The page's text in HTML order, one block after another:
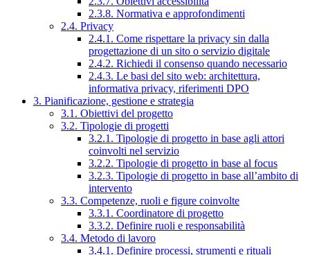
2.3.8. Normativa e approfondimenti
2.4. Privacy
2.4.1. Come rispettare la privacy sin dalla
progettazione di un sito o servizio digitale
2.4.2. Richiedi il consenso quando necessario
2.4.3. Le basi del sito web: architettura,
informativa privacy, riferimenti DPO
3. Pianificazione, gestione e strategia
3.1. Obiettivi del progetto
3.2. Tipologie di progetti
3.2.1. Tipologie di progetto in base agli attori
coinvolti nel servizio
3.2.2. Tipologie di progetto in base al focus
3.2.3. Tipologie di progetto in base all’ambito di
intervento
3.3. Competenze, ruoli e figure coinvolte
3.3.1. Coordinatore di progetto
3.3.2. Definire ruoli e responsabilità
3.4. Metodo di lavoro
3.4.1. Definire processi, strumenti e rituali